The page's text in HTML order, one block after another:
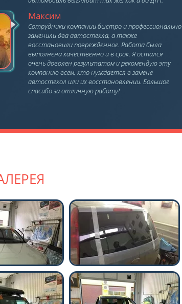
Максим
Сотрудники компании быстро и профессионально
заменили два автостекла, а также
восстановили поврежденное. Работа была
выполнена качественно и в срок. Я остался
очень доволен результатом и рекомендую эту
компанию всем, кто нуждается в замене
автостекол или их восстановлении. Большое
спасибо за отличную работу!